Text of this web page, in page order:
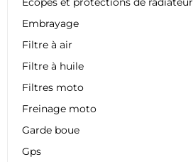
Embrayage
Filtre à air
Filtre à huile
Filtres moto
Freinage moto
Garde boue
Gps